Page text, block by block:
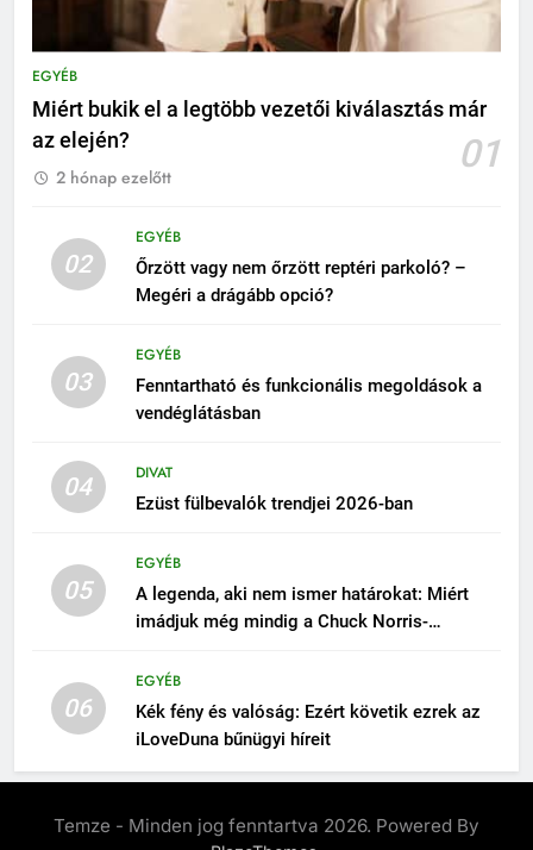
EGYÉB
Miért bukik el a legtöbb vezetői kiválasztás már
az elején?
01
2 hónap ezelőtt
02
EGYÉB
Őrzött vagy nem őrzött reptéri parkoló? –
Megéri a drágább opció?
03
EGYÉB
Fenntartható és funkcionális megoldások a
vendéglátásban
04
DIVAT
Ezüst fülbevalók trendjei 2026-ban
05
EGYÉB
A legenda, aki nem ismer határokat: Miért
imádjuk még mindig a Chuck Norris-
06
EGYÉB
Kék fény és valóság: Ezért követik ezrek az
iLoveDuna bűnügyi híreit
Temze - Minden jog fenntartva 2026. Powered By